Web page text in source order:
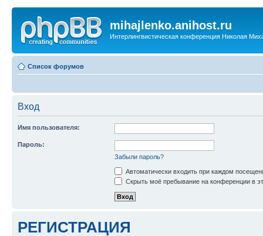
mihajlenko.anihost.ru
Интерлингвистическая конференция Николая
Список форумов
Вход
Имя пользователя:
Пароль:
Забыли пароль?
Автоматически входить при каждом
Скрыть моё пребывание на конференции в
РЕГИСТРАЦИЯ